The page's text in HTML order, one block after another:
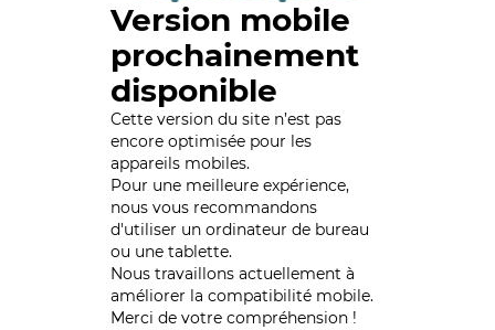
Version mobile
prochainement
disponible
Cette version du site n’est pas
encore optimisée pour les
appareils mobiles.
Pour une meilleure expérience,
nous vous recommandons
d'utiliser un ordinateur de bureau
ou une tablette.
Nous travaillons actuellement à
améliorer la compatibilité mobile.
Merci de votre compréhension !